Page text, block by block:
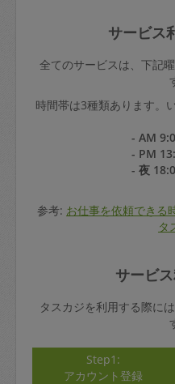
サービス
全てのサービスは、下記
時間帯は3種類あります。
- AM
- PM
- 夜
参考: お仕事を依頼できる
タ
サービ
タスカジを利用する際に
Step1:
アカウント登録